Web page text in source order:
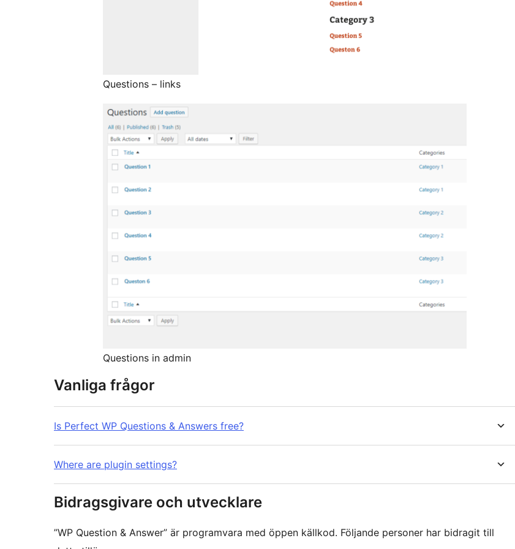
Questions – links
Questions in admin
Vanliga frågor
Is Perfect WP Questions & Answers free?
Where are plugin settings?
Bidragsgivare och utvecklare
”WP Question & Answer” är programvara med öppen källkod. Följande personer har bidragit till